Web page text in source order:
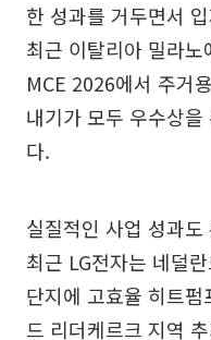
한 성과를 거두면서
최근 이탈리아 밀라
MCE 2026에서 주거
내기가 모두 우수상
다.
실질적인 사업 성과
최근 LG전자는 네덜
단지에 고효율 히트
드 리더케르크 지역